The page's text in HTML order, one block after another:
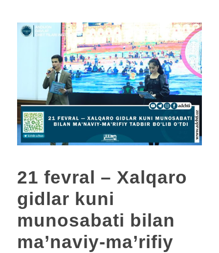
21 fevral – Xalqaro
gidlar kuni
munosabati bilan
ma’naviy-ma’rifiy